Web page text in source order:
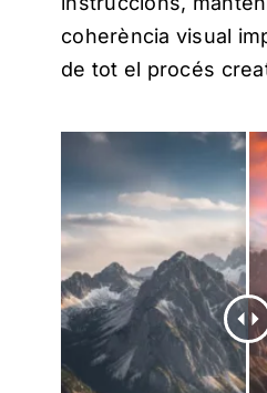
coherència visual
de tot el procés